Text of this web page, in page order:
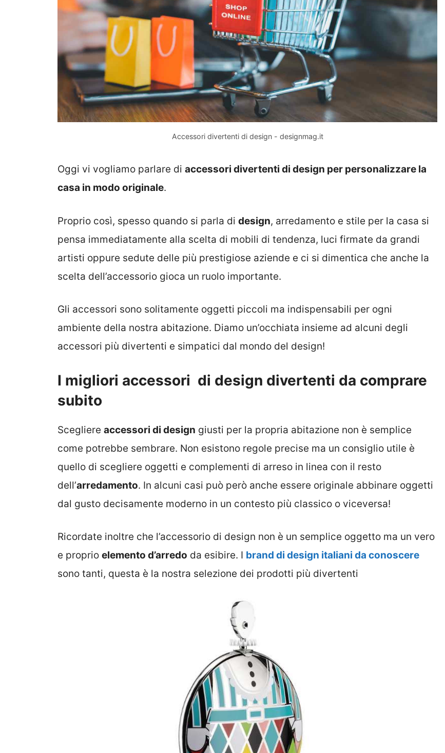
Accessori divertenti di design - designmag.it
Oggi vi vogliamo parlare di accessori divertenti di design per personalizzare la
casa in modo originale.
Proprio così, spesso quando si parla di design, arredamento e stile per la casa si
pensa immediatamente alla scelta di mobili di tendenza, luci firmate da grandi
artisti oppure sedute delle più prestigiose aziende e ci si dimentica che anche la
scelta dell’accessorio gioca un ruolo importante.
Gli accessori sono solitamente oggetti piccoli ma indispensabili per ogni
ambiente della nostra abitazione. Diamo un’occhiata insieme ad alcuni degli
accessori più divertenti e simpatici dal mondo del design!
I migliori accessori di design divertenti da comprare
subito
Scegliere accessori di design giusti per la propria abitazione non è semplice
come potrebbe sembrare. Non esistono regole precise ma un consiglio utile è
quello di scegliere oggetti e complementi di arreso in linea con il resto
dell’arredamento. In alcuni casi può però anche essere originale abbinare oggetti
dal gusto decisamente moderno in un contesto più classico o viceversa!
Ricordate inoltre che l’accessorio di design non è un semplice oggetto ma un vero
e proprio elemento d’arredo da esibire. I brand di design italiani da conoscere
sono tanti, questa è la nostra selezione dei prodotti più divertenti